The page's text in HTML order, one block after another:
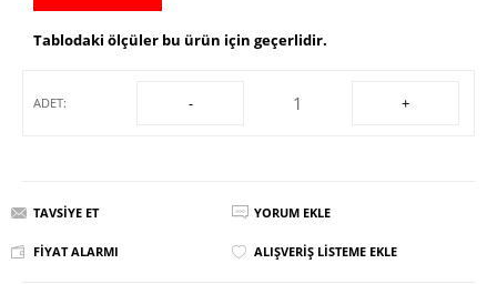
Tablodaki ölçüler bu ürün için geçerlidir.
ADET: - +
TAVSIYE ET YORUM EKLE
FIYAT ALARMI ALIŞVERIŞ LISTEME EKLE